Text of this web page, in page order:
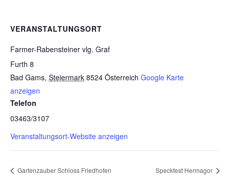
VERANSTALTUNGSORT
Farmer-Rabensteiner vlg. Graf
Furth 8
Bad Gams, Steiermark 8524 Österreich Google Karte
anzeigen
Telefon
03463/3107
Veranstaltungsort-Website anzeigen
Gartenzauber Schloss Friedhofen Speckfest Hermagor